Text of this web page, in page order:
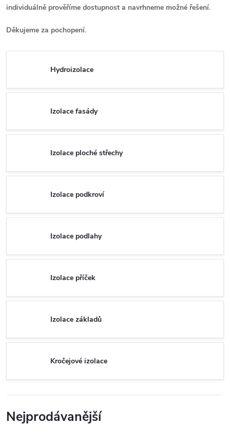
individuálně prověříme dostupnost a navrhneme možné řešení.
Děkujeme za pochopení.
Hydroizolace
Izolace fasády
Izolace ploché střechy
Izolace podkroví
Izolace podlahy
Izolace příček
Izolace základů
Kročejové izolace
Nejprodávanější